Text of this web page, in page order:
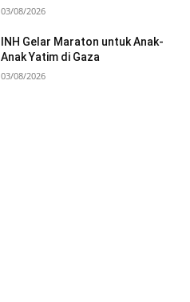
03/08/2026
INH Gelar Maraton untuk Anak-
Anak Yatim di Gaza
03/08/2026